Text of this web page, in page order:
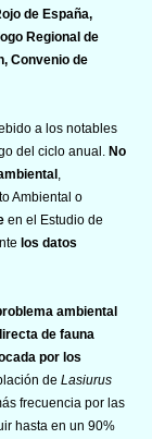
de España,
Regional de
Convenio de
a los notables
del ciclo anual. No
Ambiental o
en el Estudio de
los datos
ambiental
de fauna
por los
de Lasiurus
frecuencia por las
hasta en un 90%